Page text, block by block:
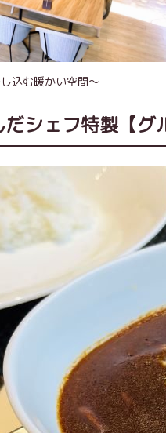
込む暖かい空間～
シェフ特製【グ